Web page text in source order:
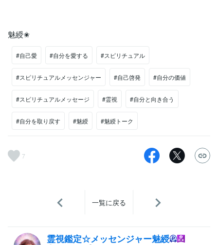
魅綬✬
#自己愛 #自分を愛する #スピリチュアル
#スピリチュアルメッセンジャー #自己啓発 #自分の価値
#スピリチュアルメッセージ #霊視 #自分と向き合う
#自分を取り戻す #魅綬 #魅綬トーク
7
一覧に戻る
霊視鑑定☆メッセンジャー魅綬